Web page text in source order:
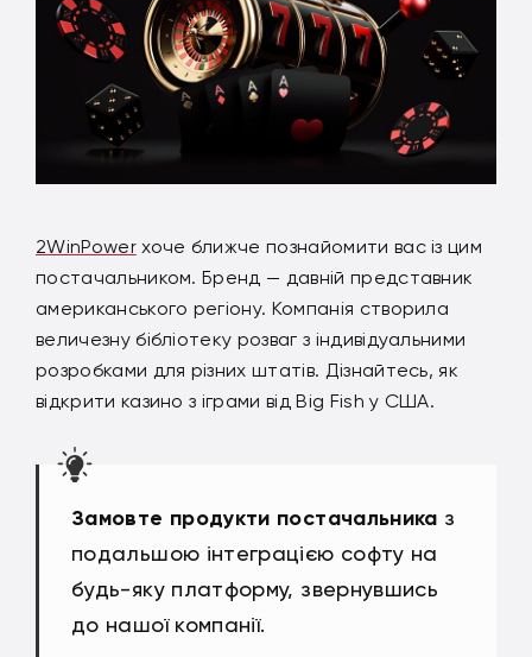
2WinPowerхоче ближче познайомити вас із цим
постачальником. Бренд — давній представник
американського регіону. Компанія створила
величезну бібліотеку розваг з індивідуальними
розробками для різних штатів. Дізнайтесь, як
відкрити казино з іграми від Big Fish у США.
Замовте продукти постачальника з
подальшою інтеграцією софту на
будь-яку платформу, звернувшись
до нашої компанії.